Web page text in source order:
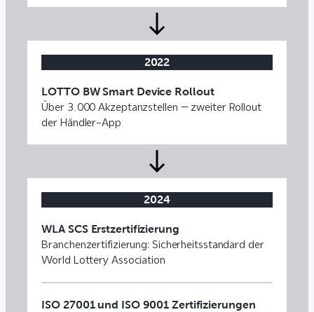
2022
LOTTO BW Smart Device Rollout
Über 3.000 Akzeptanzstellen – zweiter Rollout
der Händler-App
2024
WLA SCS Erstzertifizierung
Branchenzertifizierung: Sicherheitsstandard der
World Lottery Association
ISO 27001 und ISO 9001 Zertifizierungen